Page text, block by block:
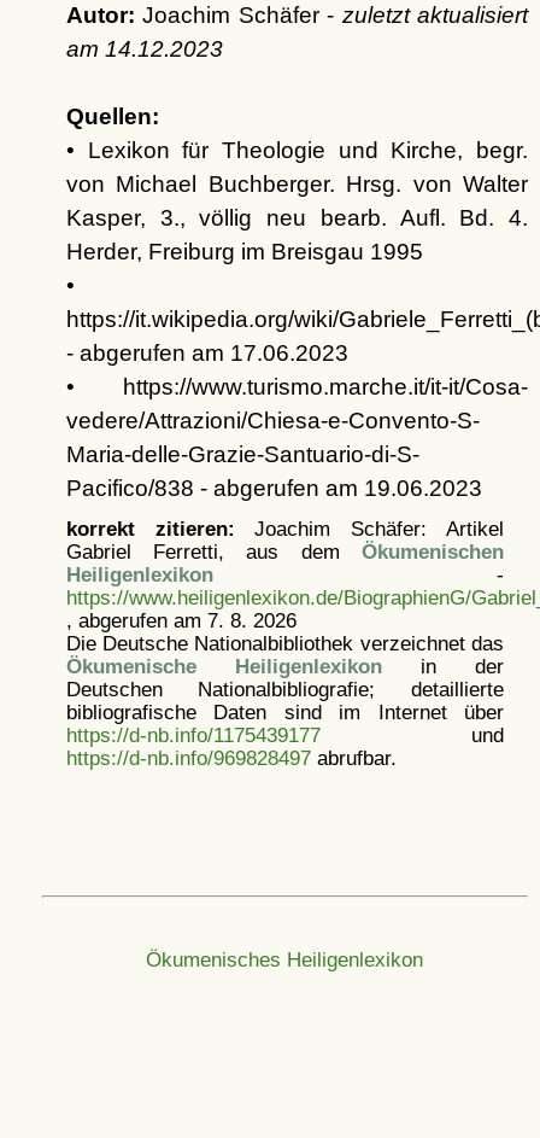
Autor: Joachim Schäfer - zuletzt aktualisiert
am 14.12.2023
Quellen:
• Lexikon für Theologie und Kirche, begr.
von Michael Buchberger. Hrsg. von Walter
Kasper, 3., völlig neu bearb. Aufl. Bd. 4.
Herder, Freiburg im Breisgau 1995
•
https://it.wikipedia.org/wiki/
- abgerufen am 17.06.2023
• https://www.turismo.marche.it/it-it/Cosa-
vedere/Attrazioni/Chiesa-e-Convento-S-
Maria-delle-Grazie-Santuario-di-S-
Pacifico/838 - abgerufen am 19.06.2023
korrekt zitieren: Joachim Schäfer: Artikel
Gabriel Ferretti, aus dem Ökumenischen
Heiligenlexikon-
https://www.heiligenlexikon.de/BiographienG/
, abgerufen am 7. 8. 2026
Die Deutsche Nationalbibliothek verzeichnet das
Ökumenische Heiligenlexikonin der
Deutschen Nationalbibliografie; detaillierte
bibliografische Daten sind im Internet über
https://d-nb.info/1175439177und
https://d-nb.info/969828497abrufbar.
Ökumenisches Heiligenlexikon